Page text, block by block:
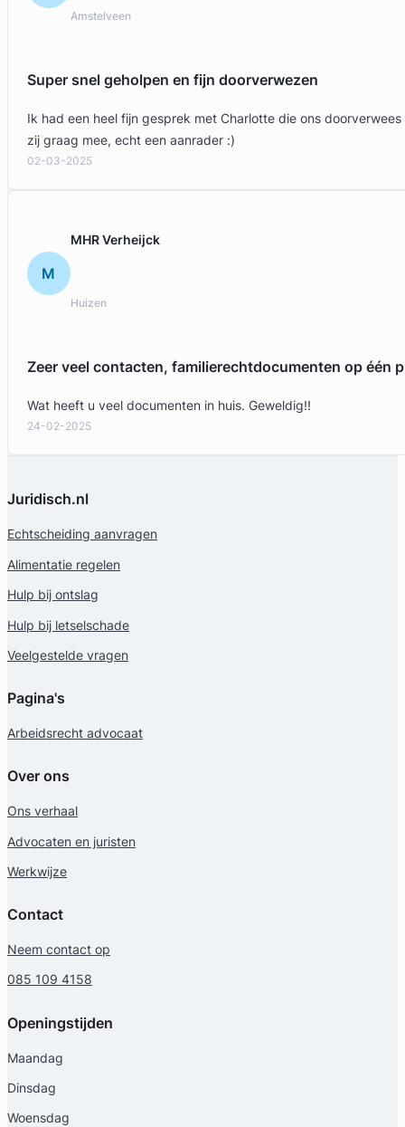
Meer dan 35 jaar ervaring
Gratis intake
Liesbeth Diesfeldt
Letselschade Advocaat
Meer dan 35 jaar ervaring
Amstelveen
Super snel geholpen en fijn doorverwezen
Ik had een heel fijn gesprek met Charlotte die ons
zij graag mee, echt een aanrader :)
02-03-2025
M
MHR Verheijck
Huizen
Zeer veel contacten, familierechtdocumenten op één
Wat heeft u veel documenten in huis. Geweldig!!
24-02-2025
Juridisch.nl
Echtscheiding aanvragen
Alimentatie regelen
Hulp bij ontslag
Hulp bij letselschade
Veelgestelde vragen
Pagina's
Arbeidsrecht advocaat
Over ons
Ons verhaal
Advocaten en juristen
Werkwijze
Contact
Neem contact op
085 109 4158
Openingstijden
Maandag
Dinsdag
Woensdag